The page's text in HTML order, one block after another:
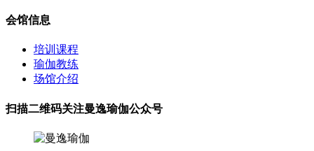
会馆信息
培训课程
瑜伽教练
场馆介绍
扫描二维码关注曼逸瑜伽公众号